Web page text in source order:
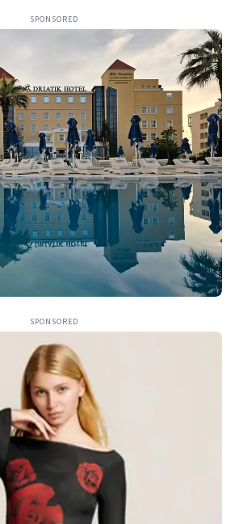
SPONSORED
SPONSORED